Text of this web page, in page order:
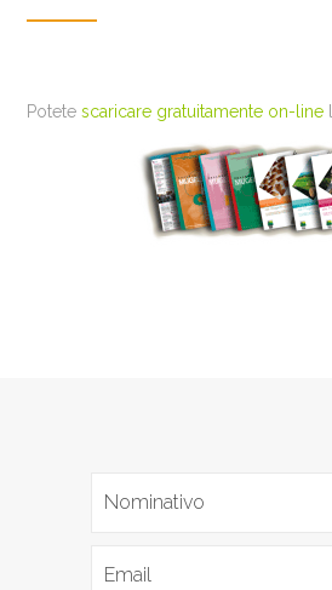
Potetescaricare gratuitamente on-line